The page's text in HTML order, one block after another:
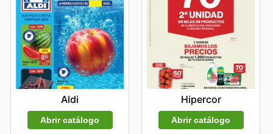
Aldi
Abrir catálogo
Hipercor
Abrir catálogo